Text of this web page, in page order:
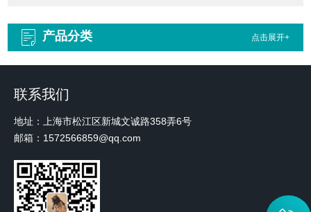
产品分类 点击展开+
联系我们
地址：上海市松江区新城文诚路358弄6号
邮箱：1572566859@qq.com